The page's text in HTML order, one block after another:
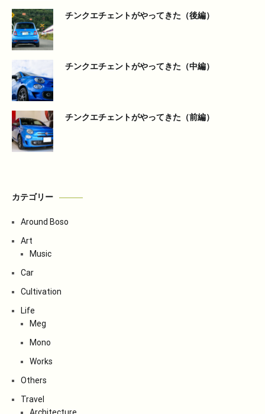
チンクエチェントがやってきた（後編）
チンクエチェントがやってきた（中編）
チンクエチェントがやってきた（前編）
カテゴリー
Around Boso
Art
Music
Car
Cultivation
Life
Meg
Mono
Works
Others
Travel